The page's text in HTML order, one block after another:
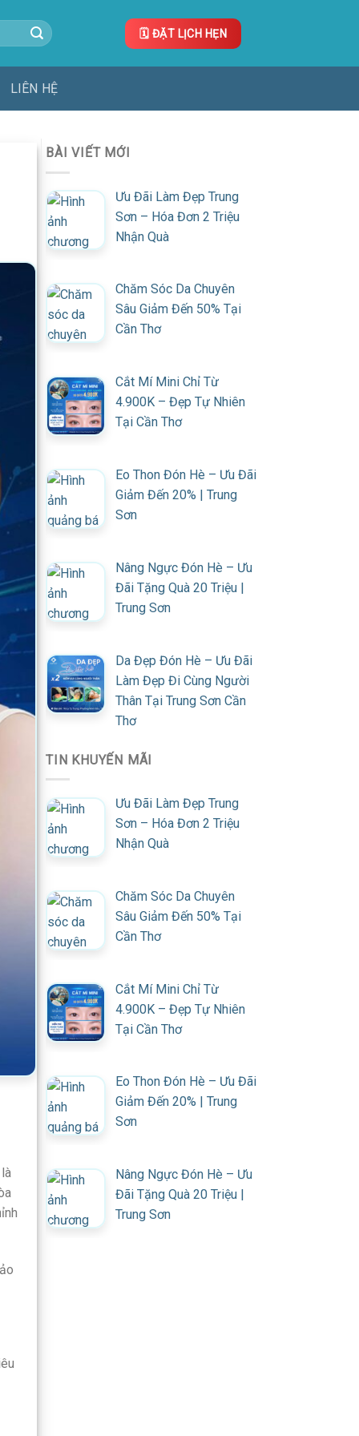
🗓️ ĐẶT LỊCH HẸN
LIÊN HỆ
BÀI VIẾT MỚI
Ưu Đãi Làm Đẹp Trung
Sơn – Hóa Đơn 2 Triệu
Nhận Quà
Chăm Sóc Da Chuyên
Sâu Giảm Đến 50% Tại
Cần Thơ
Cắt Mí Mini Chỉ Từ
4.900K – Đẹp Tự Nhiên
Tại Cần Thơ
Eo Thon Đón Hè – Ưu Đãi
Giảm Đến 20% | Trung
Sơn
Nâng Ngực Đón Hè – Ưu
Đãi Tặng Quà 20 Triệu |
Trung Sơn
Da Đẹp Đón Hè – Ưu Đãi
Làm Đẹp Đi Cùng Người
Thân Tại Trung Sơn Cần
Thơ
TIN KHUYẾN MÃI
Ưu Đãi Làm Đẹp Trung
Sơn – Hóa Đơn 2 Triệu
Nhận Quà
Chăm Sóc Da Chuyên
Sâu Giảm Đến 50% Tại
Cần Thơ
Cắt Mí Mini Chỉ Từ
4.900K – Đẹp Tự Nhiên
Tại Cần Thơ
Eo Thon Đón Hè – Ưu Đãi
Giảm Đến 20% | Trung
Sơn
Nâng Ngực Đón Hè – Ưu
Đãi Tặng Quà 20 Triệu |
Trung Sơn